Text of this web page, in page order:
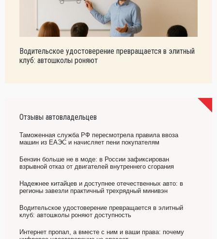
Водительское удостоверение превращается в элитный
клуб: автошколы роняют
Отзывы автовладельцев
Таможенная служба РФ пересмотрела правила ввоза
машин из ЕАЭС и начисляет пени покупателям
Бензин больше не в моде: в России зафиксирован
взрывной отказ от двигателей внутреннего сгорания
Надежнее китайцев и доступнее отечественных авто: в
регионы завезли практичный трехрядный минивэн
Водительское удостоверение превращается в элитный
клуб: автошколы роняют доступность
Интернет пропал, а вместе с ним и ваши права: почему